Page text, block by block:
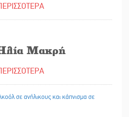
Μακρή